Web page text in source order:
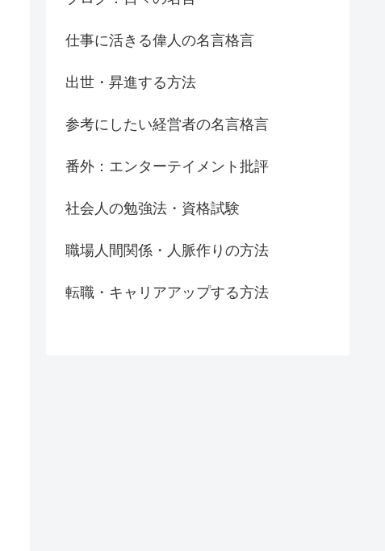
仕事に活きる偉人の名言格言
出世・昇進する方法
参考にしたい経営者の名言格言
番外：エンターテイメント批評
社会人の勉強法・資格試験
職場人間関係・人脈作りの方法
転職・キャリアアップする方法